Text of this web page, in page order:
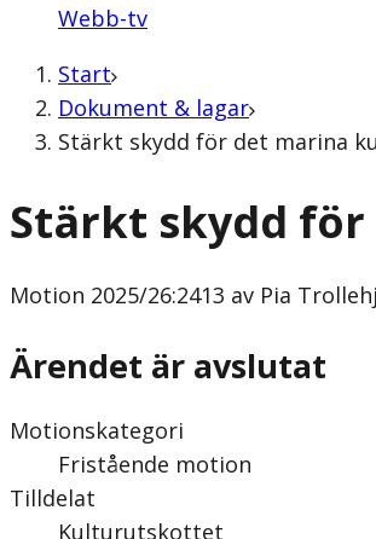
Webb-tv
Start
Dokument & lagar
Stärkt skydd för det marina
Stärkt skydd
Motion 2025/26:2413 av Pia
Ärendet är avslutat
Motionskategori
Fristående motion
Tilldelat
Kulturutskottet